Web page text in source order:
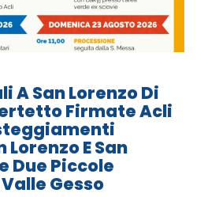
A San Lorenzo Di
Firmate Acli
E San
Due Piccole
Gesso